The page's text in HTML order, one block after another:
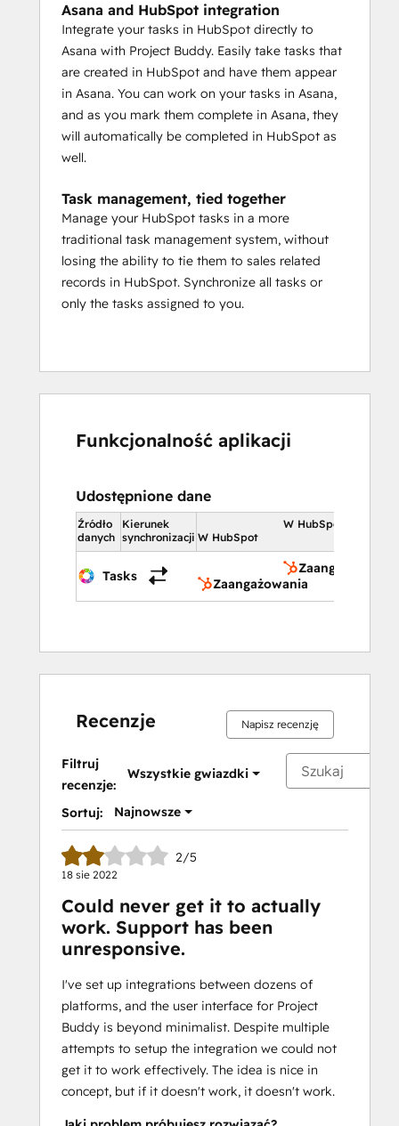
Asana and HubSpot integration
Integrate your tasks in HubSpot directly to
Asana with Project Buddy. Easily take tasks that
are created in HubSpot and have them appear
in Asana. You can work on your tasks in Asana,
and as you mark them complete in Asana, they
will automatically be completed in HubSpot as
well.
Task management, tied together
Manage your HubSpot tasks in a more
traditional task management system, without
losing the ability to tie them to sales related
records in HubSpot. Synchronize all tasks or
only the tasks assigned to you.
Funkcjonalność aplikacji
Udostępnione dane
Źródło
danych
Kierunek
synchronizacji
W HubSpot
W HubSpot
Tasks
Zaangażowania
Zaangażowania
Recenzje Napisz recenzję
Filtruj
recenzje:
Wszystkie gwiazdki
Sortuj: Najnowsze
2/5
18 sie 2022
Could never get it to actually
work. Support has been
unresponsive.
I've set up integrations between dozens of
platforms, and the user interface for Project
Buddy is beyond minimalist. Despite multiple
attempts to setup the integration we could not
get it to work effectively. The idea is nice in
concept, but if it doesn't work, it doesn't work.